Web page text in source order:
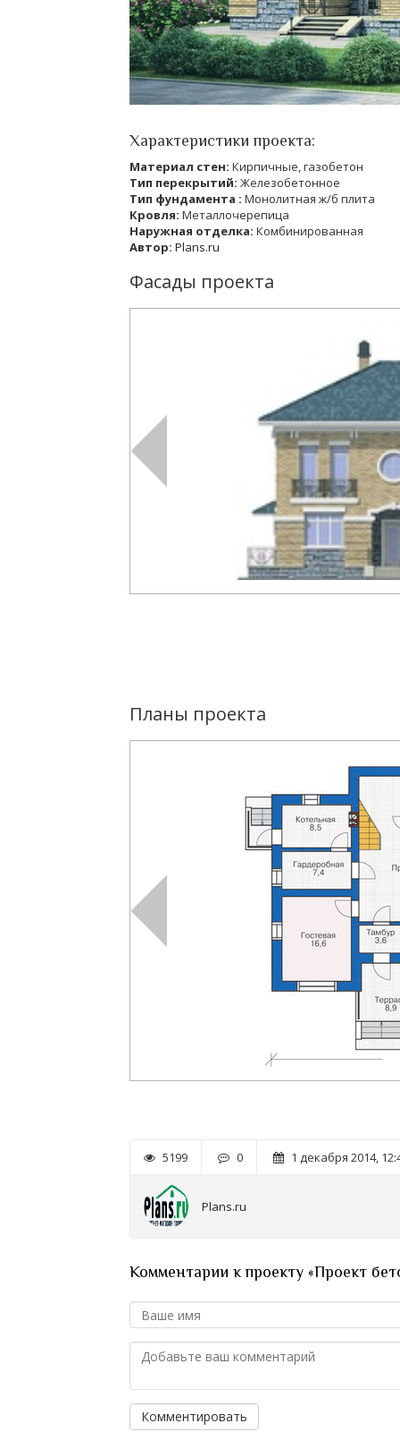
Характеристики проекта:
Материал стен: Кирпичные, газобетон
Тип перекрытий: Железобетонное
Тип фундамента : Монолитная ж/б плита
Кровля: Металлочерепица
Наружная отделка: Комбинированная
Автор: Plans.ru
Фасады проекта
Планы проекта
5199 0 1 декабря 2014,
Plans.ru
Комментарии к проекту «Проект
Комментировать